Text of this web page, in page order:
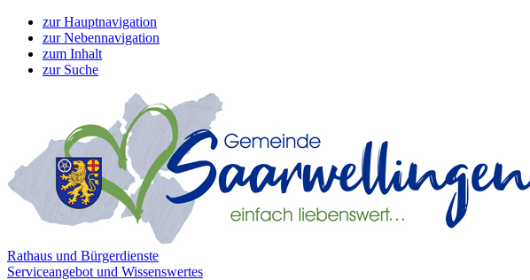
zur Hauptnavigation
zur Nebennavigation
zum Inhalt
zur Suche
Rathaus und Bürgerdienste
Serviceangebot und Wissenswertes